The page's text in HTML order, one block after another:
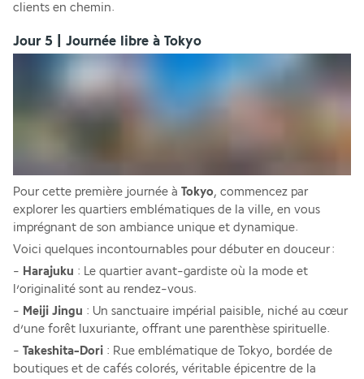
clients en chemin.
Jour 5 | Journée libre à Tokyo
Pour cette première journée à Tokyo, commencez par
explorer les quartiers emblématiques de la ville, en vous
imprégnant de son ambiance unique et dynamique.
Voici quelques incontournables pour débuter en douceur :
- Harajuku : Le quartier avant-gardiste où la mode et
l’originalité sont au rendez-vous.
- Meiji Jingu : Un sanctuaire impérial paisible, niché au cœur
d’une forêt luxuriante, offrant une parenthèse spirituelle.
- Takeshita-Dori : Rue emblématique de Tokyo, bordée de
boutiques et de cafés colorés, véritable épicentre de la